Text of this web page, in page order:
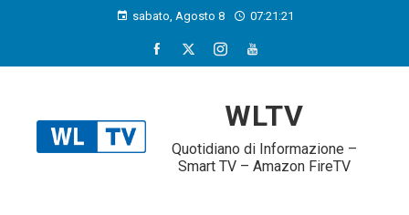
sabato, Agosto 8 07:21:22
WLTV
Quotidiano di Informazione –
Smart TV – Amazon FireTV